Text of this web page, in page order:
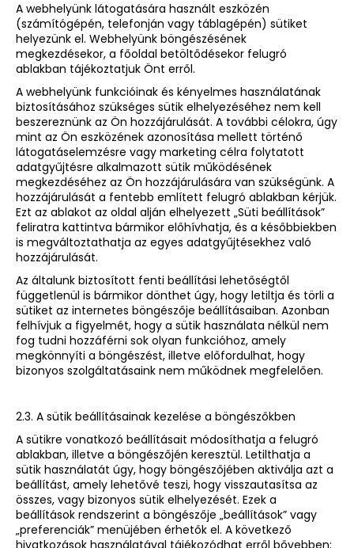
A webhelyünk látogatására használt eszközén
(számítógépén, telefonján vagy táblagépén) sütiket
helyezünk el. Webhelyünk böngészésének
megkezdésekor, a főoldal betöltődésekor felugró
ablakban tájékoztatjuk Önt erről.
A webhelyünk funkcióinak és kényelmes használatának
biztosításához szükséges sütik elhelyezéséhez nem kell
beszereznünk az Ön hozzájárulását. A további célokra, úgy
mint az Ön eszközének azonosítása mellett történő
látogatáselemzésre vagy marketing célra folytatott
adatgyűjtésre alkalmazott sütik működésének
megkezdéséhez az Ön hozzájárulására van szükségünk. A
hozzájárulását a fentebb említett felugró ablakban kérjük.
Ezt az ablakot az oldal alján elhelyezett „Süti beállítások”
feliratra kattintva bármikor előhívhatja, és a későbbiekben
is megváltoztathatja az egyes adatgyűjtésekhez való
hozzájárulását.
Az általunk biztosított fenti beállítási lehetőségtől
függetlenül is bármikor dönthet úgy, hogy letiltja és törli a
sütiket az internetes böngészője beállításaiban. Azonban
felhívjuk a figyelmét, hogy a sütik használata nélkül nem
fog tudni hozzáférni sok olyan funkcióhoz, amely
megkönnyíti a böngészést, illetve előfordulhat, hogy
bizonyos szolgáltatásaink nem működnek megfelelően.
2.3. A sütik beállításainak kezelése a böngészőkben
A sütikre vonatkozó beállításait módosíthatja a felugró
ablakban, illetve a böngészőjén keresztül. Letilthatja a
sütik használatát úgy, hogy böngészőjében aktiválja azt a
beállítást, amely lehetővé teszi, hogy visszautasítsa az
összes, vagy bizonyos sütik elhelyezését. Ezek a
beállítások rendszerint a böngészője „beállítások” vagy
„preferenciák” menüjében érhetők el. A következő